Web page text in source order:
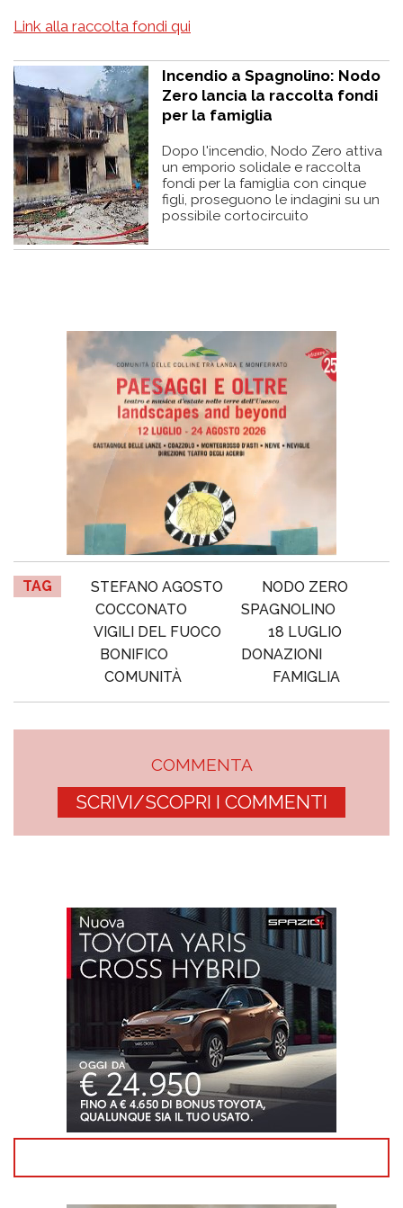
Link alla raccolta fondi qui
Incendio a Spagnolino: Nodo
Zero lancia la raccolta fondi
per la famiglia
Dopo l'incendio, Nodo Zero attiva
un emporio solidale e raccolta
fondi per la famiglia con cinque
figli, proseguono le indagini su un
possibile cortocircuito
TAG STEFANO AGOSTO
NODO ZERO
COCCONATO
SPAGNOLINO
VIGILI DEL FUOCO
18 LUGLIO
BONIFICO
DONAZIONI
COMUNITÀ
FAMIGLIA
COMMENTA
SCRIVI/SCOPRI I COMMENTI